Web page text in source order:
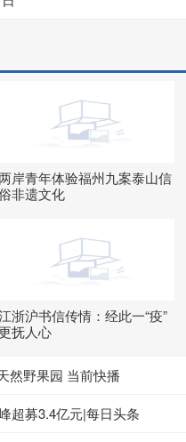
岸青年体验福州九案泰山信
非遗文化
浙沪书信传情：经此一“疫”
抚人心
然野果园 当前快播
超募3.4亿元|每日头条